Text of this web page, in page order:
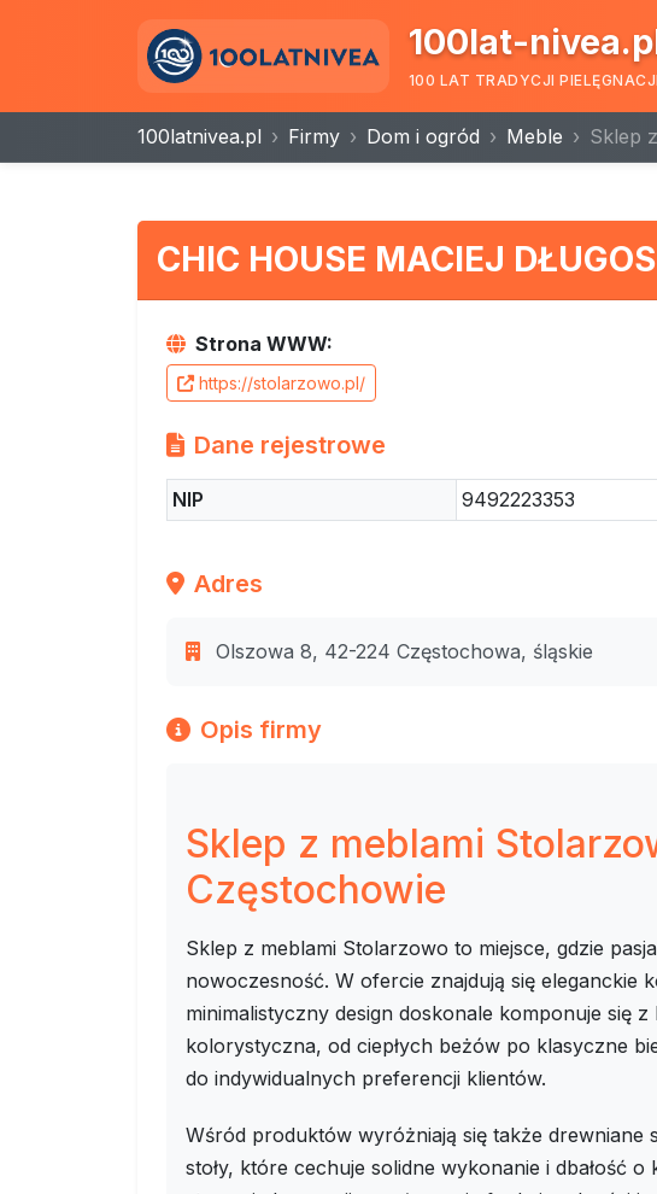
100lat-
100 LAT TRADYCJI
100latnivea.pl Firmy Dom i ogród Meble Sklep
CHIC HOUSE MACIEJ
Strona WWW:
https://stolarzowo.pl/
Dane rejestrowe
NIP 9492223353
Adres
Olszowa 8, 42-224 Częstochowa, śląskie
Opis firmy
Sklep z meblami
Częstochowie
Sklep z meblami Stolarzowo to miejsce, gdzie
nowoczesność. W ofercie znajdują się eleganckie
minimalistyczny design doskonale komponuje się
kolorystyczna, od ciepłych beżów po klasyczne
do indywidualnych preferencji klientów.
Wśród produktów wyróżniają się także drewniane
stoły, które cechuje solidne wykonanie i dbałość